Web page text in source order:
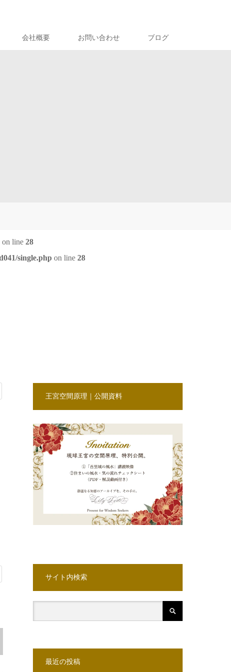
会社概要 お問い合わせ ブログ
on line 28
single.php on line 28
王宮空間原理｜公開資料
サイト内検索
最近の投稿